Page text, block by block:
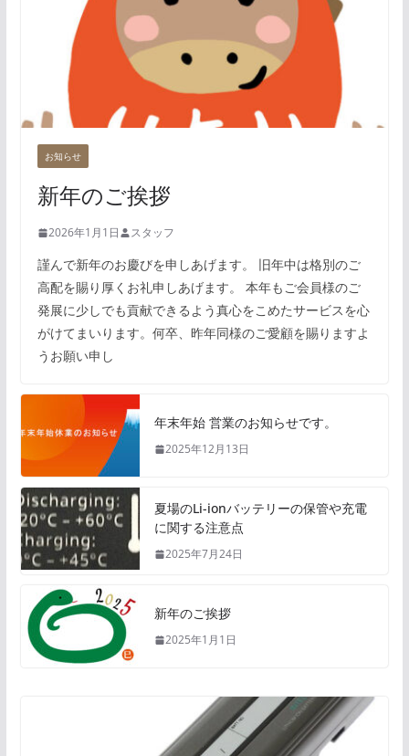
お知らせ
新年のご挨拶
2026年1月1日 スタッフ
謹んで新年のお慶びを申しあげます。 旧年中は格別のご
高配を賜り厚くお礼申しあげます。 本年もご会員様のご
発展に少しでも貢献できるよう真心をこめたサービスを心
がけてまいります。何卒、昨年同様のご愛顧を賜りますよ
うお願い申し
年末年始 営業のお知らせです。
2025年12月13日
夏場のLi-ionバッテリーの保管や充電
に関する注意点
2025年7月24日
新年のご挨拶
2025年1月1日